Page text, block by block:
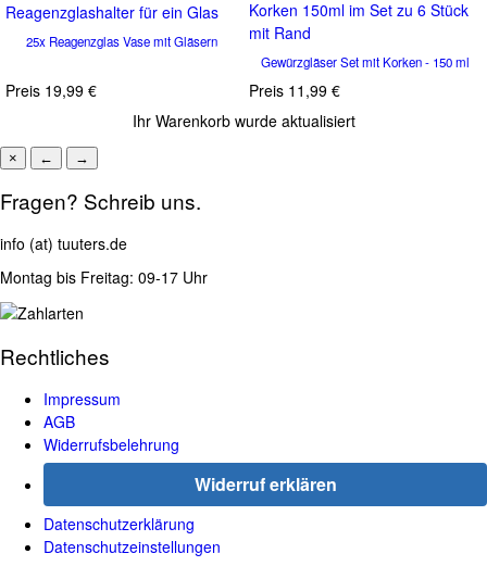
Reagenzglashalter für ein Glas
25x Reagenzglas Vase mit Gläsern
Preis 19,99 €
Gewürzgläser Set mit Korken - 150 ml
Preis 11,99 €
Ihr Warenkorb wurde aktualisiert
× ← →
Fragen? Schreib uns.
info (at) tuuters.de
Montag bis Freitag: 09-17 Uhr
Rechtliches
Impressum
AGB
Widerrufsbelehrung
Widerruf erklären
Datenschutzerklärung
Datenschutzeinstellungen